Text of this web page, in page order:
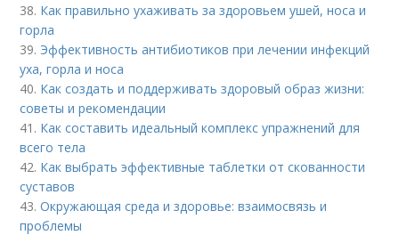
38. Как правильно ухаживать за здоровьем ушей, носа и
горла
39. Эффективность антибиотиков при лечении инфекций
уха, горла и носа
40. Как создать и поддерживать здоровый образ жизни:
советы и рекомендации
41. Как составить идеальный комплекс упражнений для
всего тела
42. Как выбрать эффективные таблетки от скованности
суставов
43.Окружающая среда и здоровье: взаимосвязь и
проблемы